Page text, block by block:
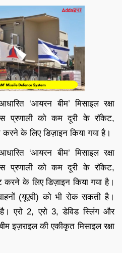
‘आयरन बीम’ मिसाइल रक्षा
प्रणाली को कम दूरी के रॉकेट,
करने के लिए डिज़ाइन किया गया है।
‘आयरन बीम’ मिसाइल रक्षा
प्रणाली को कम दूरी के रॉकेट,
करने के लिए डिज़ाइन किया गया है।
(यूएवी) को भी रोक सकती है।
एरो 2, एरो 3, डेविड स्लिंग और
इज़राइल की एकीकृत मिसाइल रक्षा